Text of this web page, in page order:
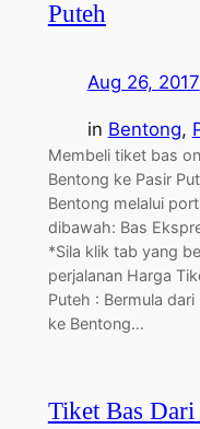
Puteh
Aug 26, 2017
in Bentong,
Membeli tiket bas
Bentong ke Pasir
Bentong melalui
dibawah: Bas
*Sila klik tab yang
perjalanan Harga
Puteh : Bermula
ke Bentong…
Tiket Bas